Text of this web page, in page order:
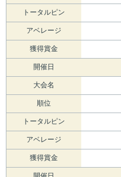
トータルピン
アベレージ
獲得賞金
開催日
大会名
順位
トータルピン
アベレージ
獲得賞金